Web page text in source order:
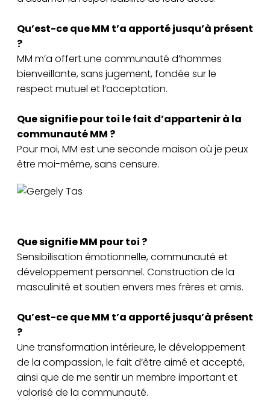
Qu’est-ce que MM t’a apporté jusqu’à présent
?
MM m’a offert une communauté d’hommes
bienveillante, sans jugement, fondée sur le
respect mutuel et l’acceptation.
Que signifie pour toi le fait d’appartenir à la
communauté MM ?
Pour moi, MM est une seconde maison où je peux
être moi-même, sans censure.
Que signifie MM pour toi ?
Sensibilisation émotionnelle, communauté et
développement personnel. Construction de la
masculinité et soutien envers mes frères et amis.
Qu’est-ce que MM t’a apporté jusqu’à présent
?
Une transformation intérieure, le développement
de la compassion, le fait d’être aimé et accepté,
ainsi que de me sentir un membre important et
valorisé de la communauté.